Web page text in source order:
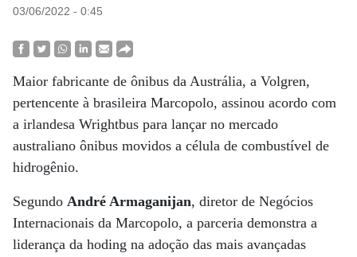
03/06/2022 - 0:45
Maior fabricante de ônibus da Austrália, a Volgren,
pertencente à brasileira Marcopolo, assinou acordo com
a irlandesa Wrightbus para lançar no mercado
australiano ônibus movidos a célula de combustível de
hidrogênio.
Segundo André Armaganijan, diretor de Negócios
Internacionais da Marcopolo, a parceria demonstra a
liderança da hoding na adoção das mais avançadas